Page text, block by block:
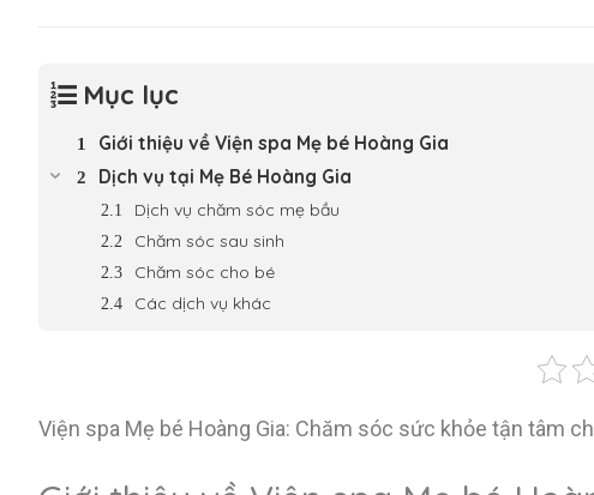
Mục lục
Giới thiệu về Viện spa Mẹ bé Hoàng Gia
Dịch vụ tại Mẹ Bé Hoàng Gia
Dịch vụ chăm sóc mẹ bầu
Chăm sóc sau sinh
Chăm sóc cho bé
Các dịch vụ khác
Viện spa Mẹ bé Hoàng Gia: Chăm sóc sức khỏe tận tâm